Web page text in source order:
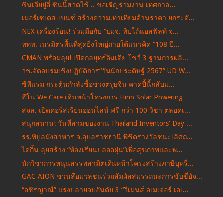
ซินเจียยู่อี่ ซินนี้ฮวดไช้ .. ขอเชิญร่วมงาน เทศกาล...
เมอร์เซเดส-เบนซ์ สร้างความเท่าเทียมด้านราคา ยกระดั...
NEX เครื่องร้อน! ร่วมมือกับ “บมจ. ทิปโก้แอสฟัลท์ จ...
ททท. เนรมิตรพื้นที่สุดยิ่งใหญ่ภายใต้แนวคิด “108 ปี...
CMAN พร้อมลุย! เปิดกลยุทธ์อินเดีย โชว์ 3 ฐานการผลิ...
วช.จัดอบรมเชิงปฏิบัติการ“วันนักประดิษฐ์ 2567” UD W...
ซีพีแรม กระตุ้นกำลังซื้อช่วงตรุษจีน คาดปี้นี้กลับม...
ฮีโน่ We Care เดินหน้าโครงการ Hino Solar Powering ...
สจล. เปิดคอร์สเรียนออนไลน์ ฟรี กว่า 100 วิชา ตลอดเ...
สนุกสนาน! วันที่สามของงาน Thailand Inventors' Day ...
รร.พิบูลมังสาหาร จ.อุบลราชธานี พิชิตรางวัลชนะเลิศถ...
ไดกิ้น ลุยสร้าง “ห้องเรียนปลอดฝุ่น”เพื่อสุขภาพและพ...
นักวิชาการหนุนสรรพสามิตเดินหน้าโครงสร้างภาษีบุหรี่...
GAC AION ชวนสื่อมวลชนร่วมสัมผัสสมรรถนะการขับขี่อัจ...
“อชิรญาณ์” แรงปลายจบอันดับ 3 “วีเมนส์ อเมเจอร์ เอเ...